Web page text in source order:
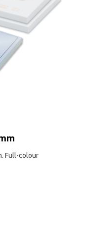
Full-colour